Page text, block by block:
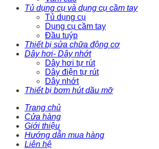
Tủ dụng cụ và dụng cụ cầm tay
Tủ dụng cụ
Dụng cụ cầm tay
Đầu tuýp
Thiết bị sửa chữa động cơ
Dây hơi- Dây nhớt
Dây hơi tự rút
Dây điện tự rút
Dây nhớt
Thiết bị bơm hút dầu mỡ
Trang chủ
Cửa hàng
Giới thiệu
Hướng dẫn mua hàng
Liên hệ